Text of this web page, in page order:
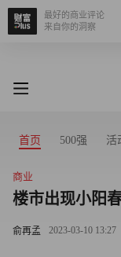
最好的商业评论
来自你的洞察
首页 500强 活
商业
楼市出现小阳
俞再孟 2023-03-10 13:27